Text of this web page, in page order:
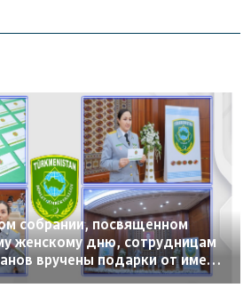
собрании, посвященном
женскому дню, сотрудницам
вручены подарки от имени